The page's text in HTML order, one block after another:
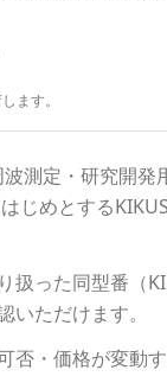
ます。
測定・研究開発
じめとする
扱った同型番（
ただけます。
否・価格が変動